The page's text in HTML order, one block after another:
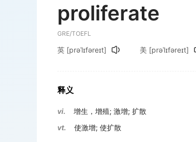
proliferate
GRE/TOEFL
英 [prəˈlɪfəreɪt] 美 [prəˈlɪfəreɪt]
释义
vi. 增生，增殖; 激增; 扩散
vt.
使激增; 使扩散